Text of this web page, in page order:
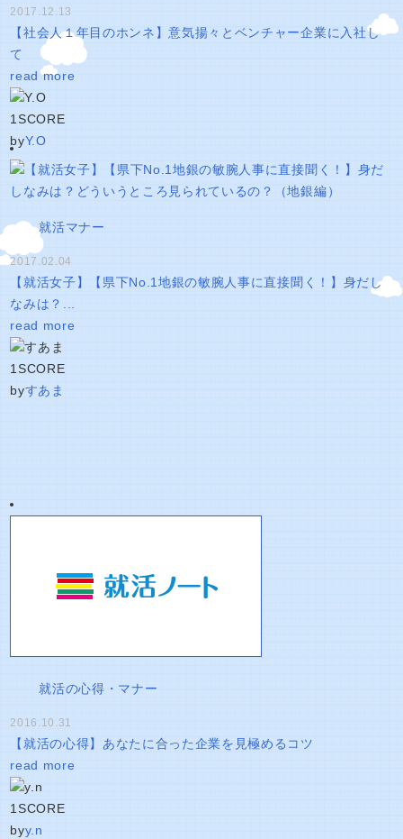
2017.12.13
【社会人１年目のホンネ】意気揚々とベンチャー企業に入社し
て
read more
1 SCORE
byY.O
就活マナー
2017.02.04
【就活女子】【県下No.1地銀の敏腕人事に直接聞く！】身だし
なみは？...
read more
1SCORE
byすあま
就活の心得・マナー
2016.10.31
【就活の心得】あなたに合った企業を見極めるコツ
read more
1 SCORE
byy.n